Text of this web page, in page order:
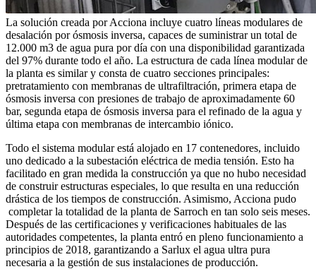
La solución creada por Acciona incluye cuatro líneas modulares de
desalación por ósmosis inversa, capaces de suministrar un total de
12.000 m3 de agua pura por día con una disponibilidad garantizada
del 97% durante todo el año. La estructura de cada línea modular de
la planta es similar y consta de cuatro secciones principales:
pretratamiento con membranas de ultrafiltración, primera etapa de
ósmosis inversa con presiones de trabajo de aproximadamente 60
bar, segunda etapa de ósmosis inversa para el refinado de la agua y
última etapa con membranas de intercambio iónico.
Todo el sistema modular está alojado en 17 contenedores, incluido
uno dedicado a la subestación eléctrica de media tensión. Esto ha
facilitado en gran medida la construcción ya que no hubo necesidad
de construir estructuras especiales, lo que resulta en una reducción
drástica de los tiempos de construcción. Asimismo, Acciona pudo
completar la totalidad de la planta de Sarroch en tan solo seis meses.
Después de las certificaciones y verificaciones habituales de las
autoridades competentes, la planta entró en pleno funcionamiento a
principios de 2018, garantizando a Sarlux el agua ultra pura
necesaria a la gestión de sus instalaciones de producción.